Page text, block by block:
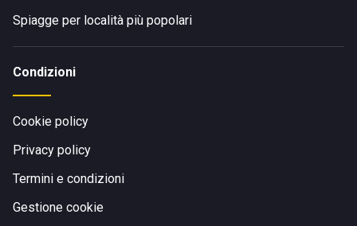
Spiagge per località più popolari
Condizioni
Cookie policy
Privacy policy
Termini e condizioni
Gestione cookie